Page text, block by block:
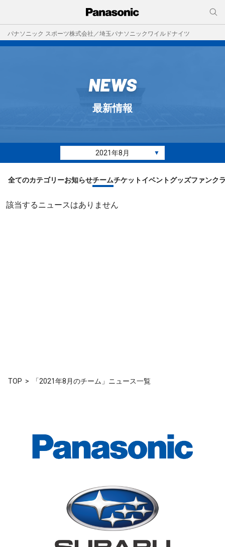
パナソニック スポーツ株式会社／埼玉パナソニックワイルドナイツ
NEWS
最新情報
2021年8月 ▼
全てのカテゴリーお知らせチームチケットイベントグッズファンク
該当するニュースはありません
TOP 「2021年8月のチーム」ニュース一覧